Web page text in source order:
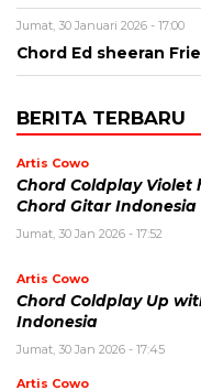
Jumat, 30 Januari 2026 - 17:00
Chord Ed sheeran
BERITA TERBARU
Artis Cowo
Chord Coldplay Violet
Chord Gitar Indonesia
Jumat, 30 Jan 2026 - 17:52
Artis Cowo
Chord Coldplay Up
Indonesia
Jumat, 30 Jan 2026 - 17:45
Artis Cowo